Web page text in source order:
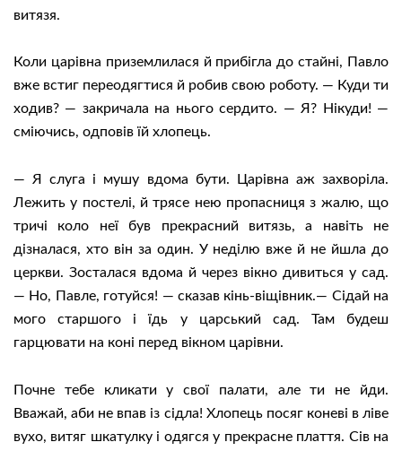
витязя.
Коли царівна приземлилася й прибігла до стайні, Павло
вже встиг переодягтися й робив свою роботу. — Куди ти
ходив? — закричала на нього сердито. — Я? Нікуди! —
сміючись, одповів їй хлопець.
— Я слуга і мушу вдома бути. Царівна аж захворіла.
Лежить у постелі, й трясе нею пропасниця з жалю, що
тричі коло неї був прекрасний витязь, а навіть не
дізналася, хто він за один. У неділю вже й не йшла до
церкви. Зосталася вдома й через вікно дивиться у сад.
— Но, Павле, готуйся! — сказав кінь-віщівник.— Сідай на
мого старшого і їдь у царський сад. Там будеш
гарцювати на коні перед вікном царівни.
Почне тебе кликати у свої палати, але ти не йди.
Вважай, аби не впав із сідла! Хлопець посяг коневі в ліве
вухо, витяг шкатулку і одягся у прекрасне плаття. Сів на